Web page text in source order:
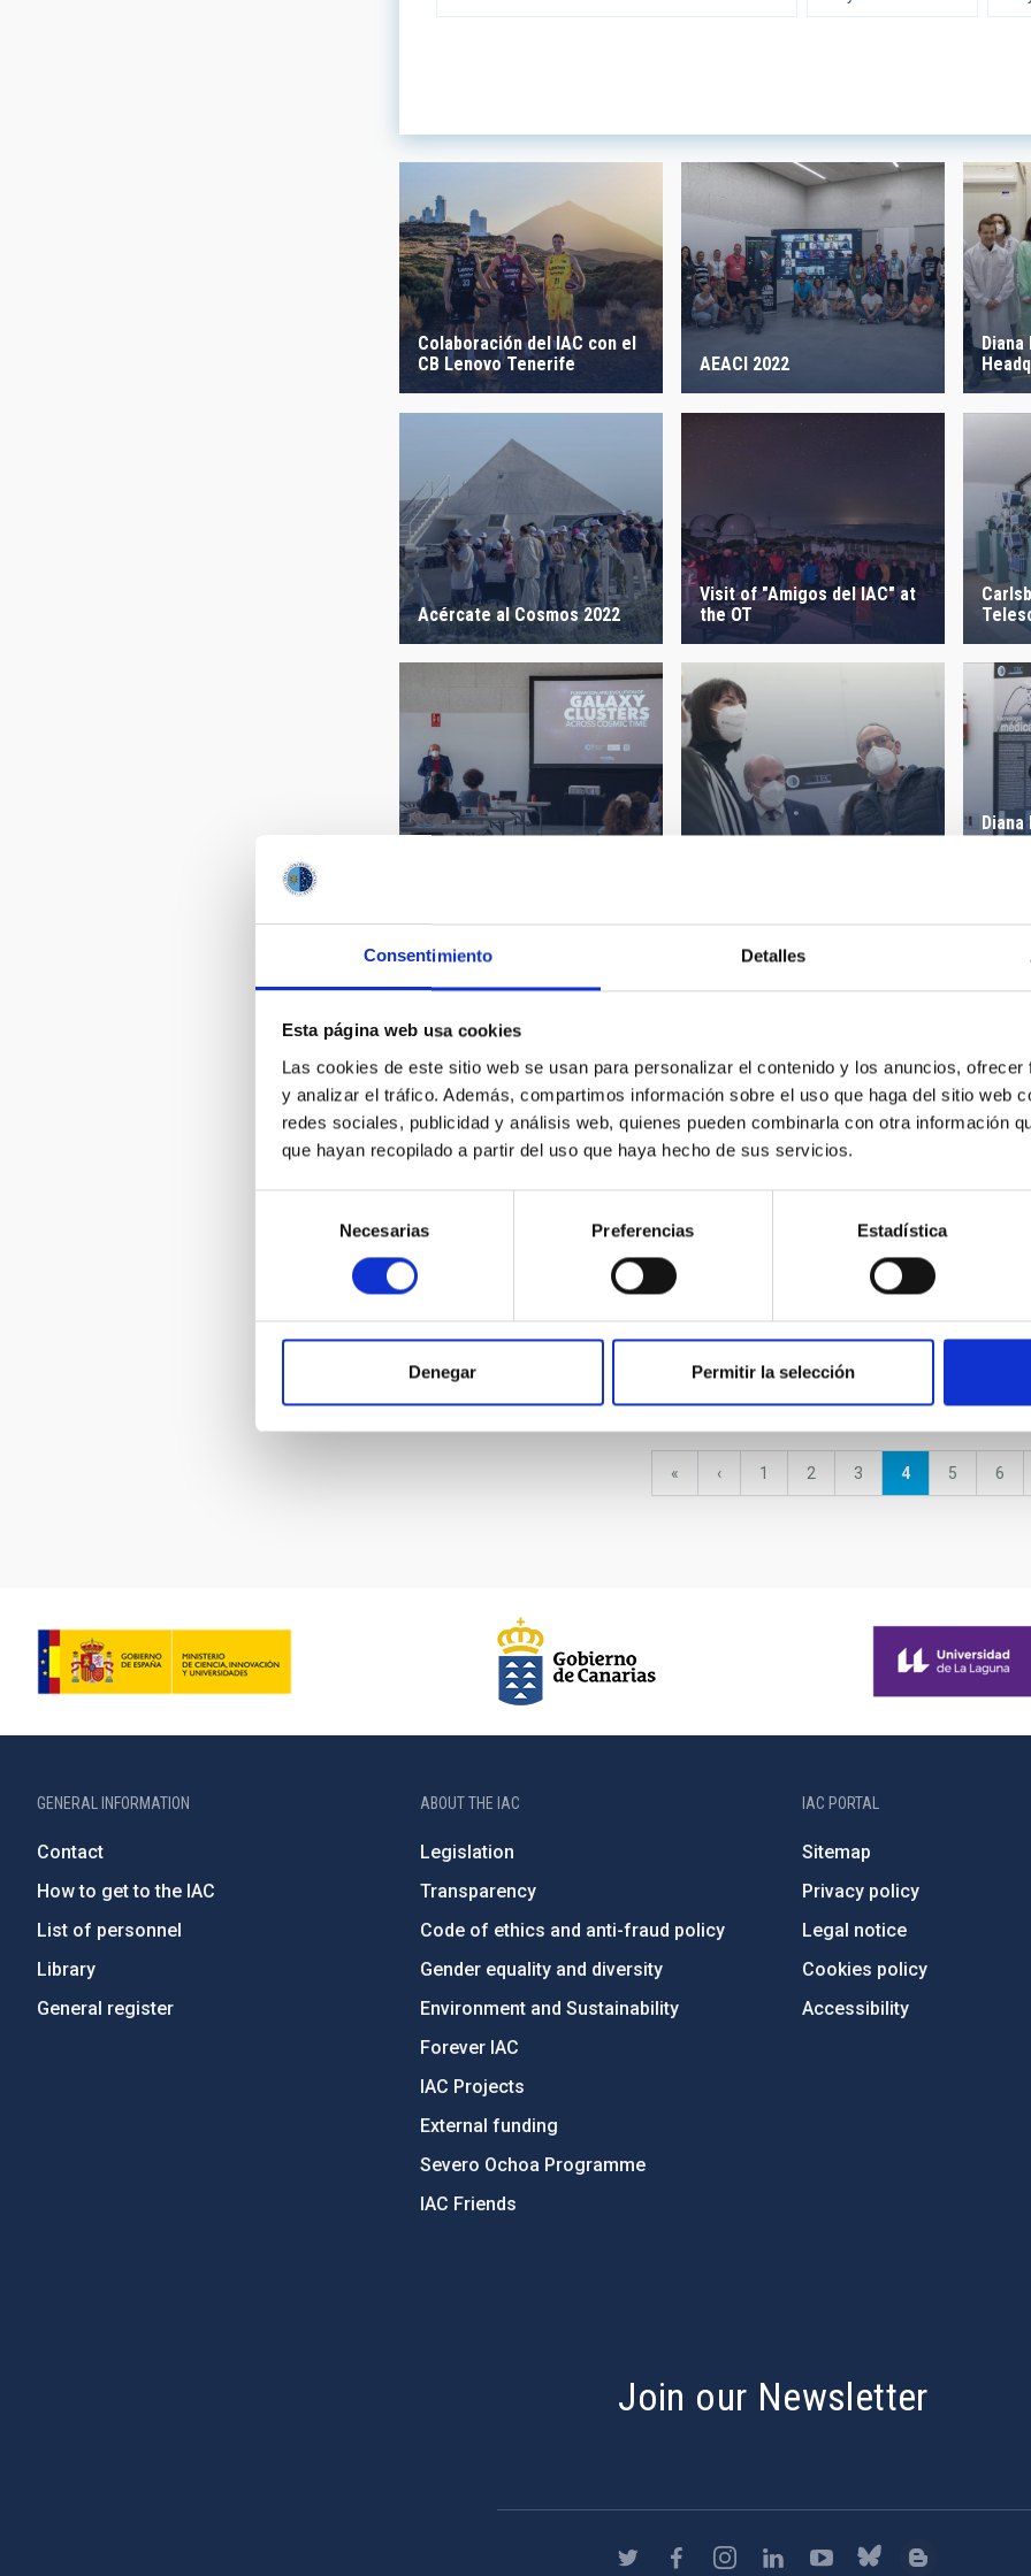
Consentimiento Detalles
Esta página web usa cookies
Las cookies de este sitio web se usan para personalizar el contenido y los anuncios,
y analizar el tráfico. Además, compartimos información sobre el uso que haga del sitio web
redes sociales, publicidad y análisis web, quienes pueden combinarla con otra información
que hayan recopilado a partir del uso que haya hecho de sus servicios.
consentimiento
Necesarias Preferencias Estadística
Denegar Permitir la selección
- Any -
AUTHORED ON SORT BY
Colaboración del IAC con el
CB Lenovo Tenerife
AEACI 2022
Acércate al Cosmos 2022
Visit of "Amigos del IAC" at
the OT
Visit of Science Minister -
IACTec 360
Placement of the four legs
of the test cryostat in the
AIV room of the IAC
The Milky Way and the Local
Group
Stellar and Interstellar
Physics
First
«
Previous
‹ Page
1 Page
2 Page
3
Current
4 Page
5 6
GENERAL INFORMATION
Contact
How to get to the IAC
List of personnel
Library
General register
ABOUT THE IAC
Legislation
Transparency
Code of ethics and anti-fraud policy
Gender equality and diversity
Environment and Sustainability
Forever IAC
IAC Projects
External funding
Severo Ochoa Programme
IAC Friends
IAC PORTAL
Sitemap
Privacy policy
Legal notice
Cookies policy
Accessibility
Join our Newsletter